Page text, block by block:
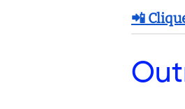
📲